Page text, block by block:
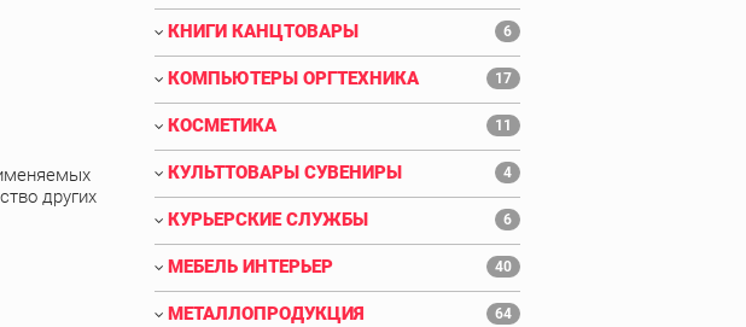
других
КНИГИ КАНЦТОВАРЫ 6
КОМПЬЮТЕРЫ ОРГТЕХНИКА 17
КОСМЕТИКА 11
КУЛЬТТОВАРЫ СУВЕНИРЫ 4
КУРЬЕРСКИЕ СЛУЖБЫ 6
МЕБЕЛЬ ИНТЕРЬЕР 40
МЕТАЛЛОПРОДУКЦИЯ 64